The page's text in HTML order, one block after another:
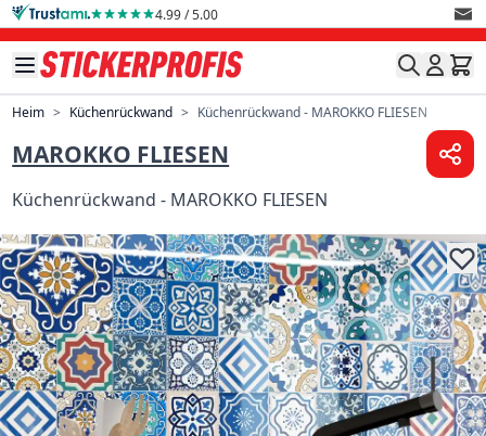
Direkt zum Inhalt 4.99 / 5.00
Heim > Küchenrückwand > Küchenrückwand - MAROKKO FLIESEN
MAROKKO FLIESEN
Küchenrückwand - MAROKKO FLIESEN